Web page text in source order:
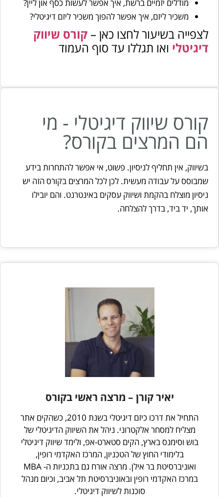
מודלים יזמיים ברשת, איך אפשר לעשות כסף און ליין?
משכיר ליזם, איך אפשר להפוך משכיר ליזם דיגיטלי?
לצפייה בשיעור לחצו כאן – קורס שיווק
דיגיטלי ואו תגללו עד סוף העמוד
קורס שיווק דיגיטלי - מי
הם המרצים בקורס?
בשיווק, אין תחליף לניסיון. פשוט, אי אפשר להתחרות בידע
שמבוסס על עבודה מעשית. לכן לכל המרצים בקורס הזה יש
ניסיון מוצלח בהקמת ושיווק עסקים באינטרנט. והם יובילו
אותך, יד ביד, בדרך להצלחה.
יאיר קורן – מרצה ראשי בקורס
התחיל את דרכו כיזם דיגיטלי בשנת 2010, כשהקים אתר
מצליח למסחר אלקטרוני. ניהל את השיווק הדיגיטלי של
בוש וסימנס בארץ, הקים סטארט-אפ, ולימד שיווק דיגיטלי
בלימודי החוץ של הטכניון, המרכז האקדמי רופין,
ואוניברסיטת בר אילן. מרצה אורח גם בתכניות ה- MBA
במרכז האקדמי רופין ובאוניברסיטת תל אביב, וכיום מנהל
סוכנות לשיווק דיגיטלי.